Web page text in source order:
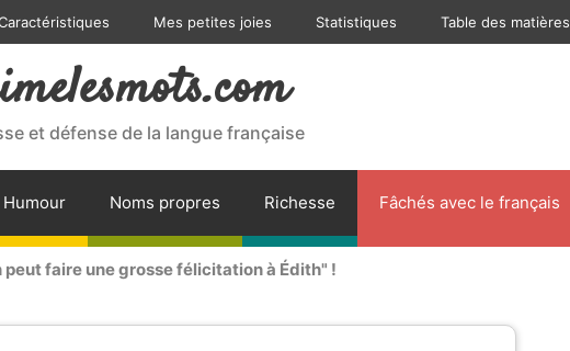
Mes petites joies Statistiques Table des matières
et défense de la langue française
Humour Noms propres Richesse Fâchés avec le français
peut faire une grosse félicitation à Édith" !